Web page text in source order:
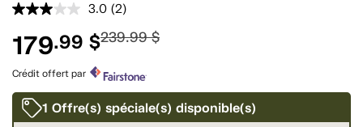
3.0 Lire
2
vers
la
même
page.
(2)
179.99 $239.99 $
Crédit offert par
1 Offre(s) spéciale(s) disponible(s)